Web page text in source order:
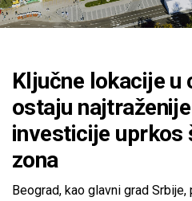
Ključne lokacije u
ostaju
investicije uprkos
zona
Beograd, kao glavni grad